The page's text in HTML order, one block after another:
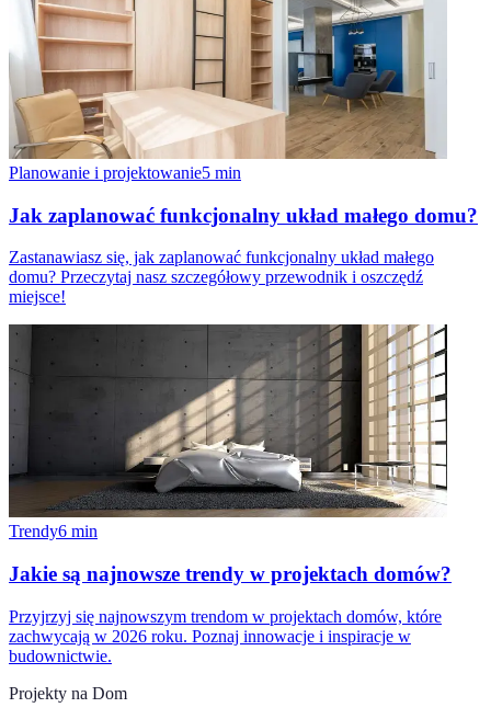
Planowanie i projektowanie5 min
Jak zaplanować funkcjonalny układ małego domu?
Zastanawiasz się, jak zaplanować funkcjonalny układ małego
domu? Przeczytaj nasz szczegółowy przewodnik i oszczędź
miejsce!
Trendy6 min
Jakie są najnowsze trendy w projektach domów?
Przyjrzyj się najnowszym trendom w projektach domów, które
zachwycają w 2026 roku. Poznaj innowacje i inspiracje w
budownictwie.
Projekty na Dom